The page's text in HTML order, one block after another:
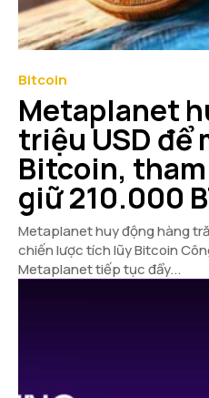
Bitcoin
Metaplanet
triệu USD để
Bitcoin,
giữ 210.000
Metaplanet huy động hàng
chiến lược tích lũy Bitcoin
Metaplanet tiếp tục đẩy...